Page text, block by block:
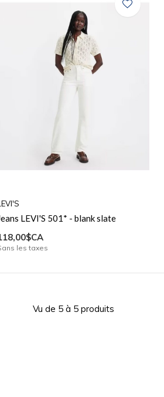
LEVI'S 501* - blank slate
les taxes
Vu de 5 à 5 produits